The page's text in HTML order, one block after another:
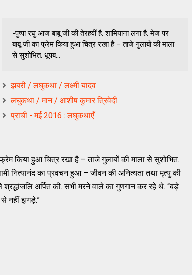
-पुष्पा रघु आज बाबू जी की तेरहवीं है. शामियाना लगा है. मेज पर
बाबू जी का फ्रेम किया हुआ चित्र रखा है – ताजे गुलाबों की माला
से सुशोभित. धूपब...
झबरी / लघुकथा / लक्ष्मी यादव
लघुकथा / मान / आशीष कुमार त्रिवेदी
प्राची - मई 2016 : लघुकथाएँ
किया हुआ चित्र रखा है – ताजे गुलाबों की माला से सुशोभित.
नित्यानंद का प्रवचन हुआ – जीवन की अनित्यता तथा मृत्यु की
श्रद्धांजलि अर्पित की. सभी मरने वाले का गुणगान कर रहे थे. “बड़े
नहीं झगड़े.”